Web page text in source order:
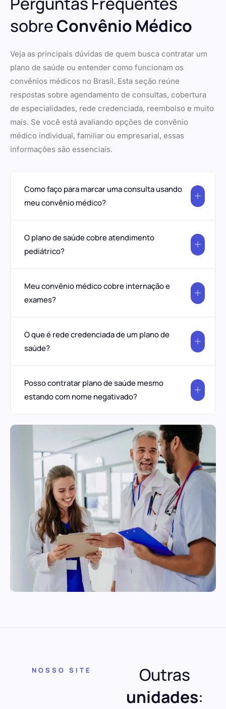
sobreConvênio Médico
Veja as principais dúvidas de quem busca contratar um
plano de saúde ou entender como funcionam os
convênios médicos no Brasil. Esta seção reúne
respostas sobre agendamento de consultas, cobertura
de especialidades, rede credenciada, reembolso e muito
mais. Se você está avaliando opções de convênio
médico individual, familiar ou empresarial, essas
informações são essenciais.
Como faço para marcar uma consulta usando
meu convênio médico?
O plano de saúde cobre atendimento
pediátrico?
Meu convênio médico cobre internação e
exames?
O que é rede credenciada de um plano de
saúde?
Posso contratar plano de saúde mesmo
estando com nome negativado?
NOSSO SITE
Outras
unidades: